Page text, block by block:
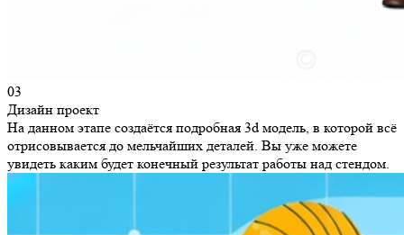
03
Дизайн проект
На данном этапе создаётся подробная 3d модель, в которой всё
отрисовывается до мельчайших деталей. Вы уже можете
увидеть каким будет конечный результат работы над стендом.